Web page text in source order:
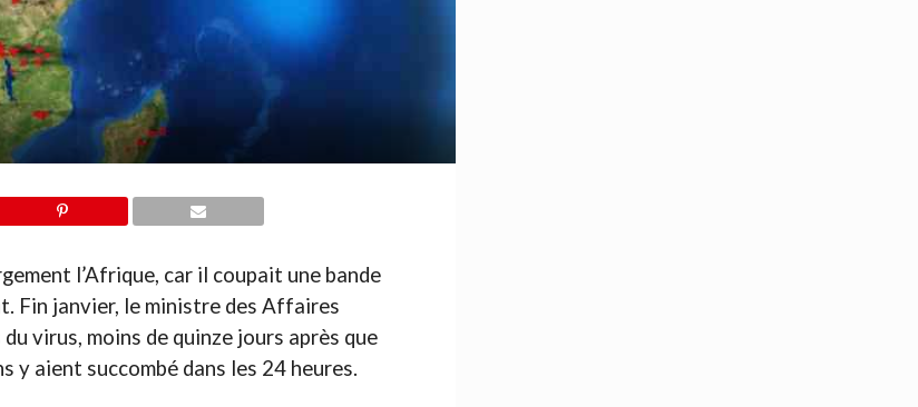
l’Afrique, car il coupait une bande
Fin janvier, le ministre des Affaires
virus, moins de quinze jours après que
y aient succombé dans les 24 heures.